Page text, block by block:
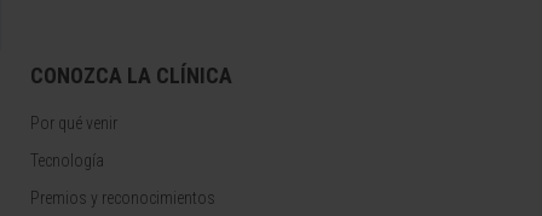
CONOZCA LA CLÍNICA
Por qué venir
Tecnología
Premios y reconocimientos